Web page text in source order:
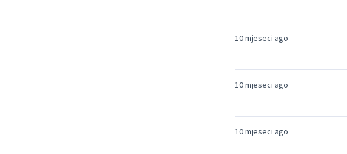
10 mjeseci ago
10 mjeseci ago
10 mjeseci ago